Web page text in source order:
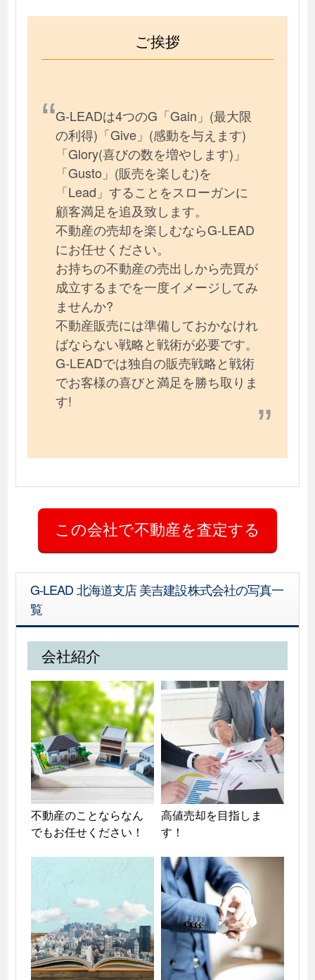
ご挨拶
G-LEADは4つのG「Gain」(最大限
の利得)「Give」(感動を与えます)
「Glory(喜びの数を増やします)」
「Gusto」(販売を楽しむ)を
「Lead」することをスローガンに
顧客満足を追及致します。
不動産の売却を楽しむならG-LEAD
にお任せください。
お持ちの不動産の売出しから売買が
成立するまでを一度イメージしてみ
ませんか?
不動産販売には準備しておかなけれ
ばならない戦略と戦術が必要です。
G-LEADでは独自の販売戦略と戦術
でお客様の喜びと満足を勝ち取りま
す!
G-LEAD 北海道支店 美吉建設株式会社の写真一
覧
会社紹介
不動産のことならなん
でもお任せください！
高値売却を目指しま
す！